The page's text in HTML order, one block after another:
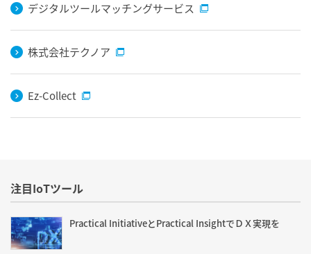
デジタルツールマッチングサービス
株式会社テクノア
Ez-Collect
注目IoTツール
Practical InitiativeとPractical InsightでＤＸ実現を